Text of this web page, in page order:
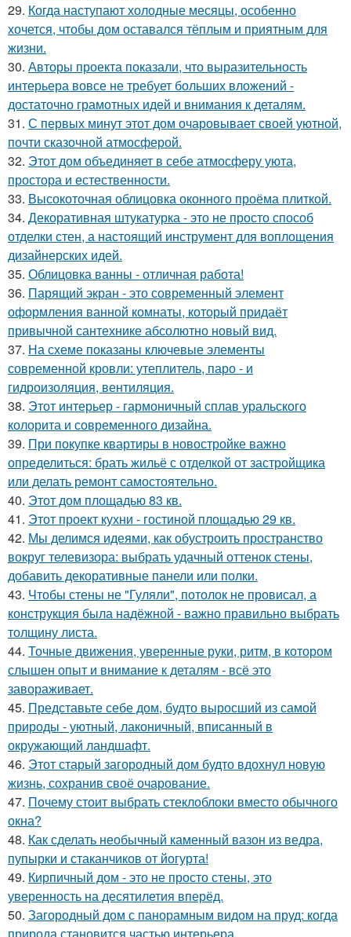
29. Когда наступают холодные месяцы, особенно
хочется, чтобы дом оставался тёплым и приятным для
жизни.
30. Авторы проекта показали, что выразительность
интерьера вовсе не требует больших вложений -
достаточно грамотных идей и внимания к деталям.
31. С первых минут этот дом очаровывает своей уютной,
почти сказочной атмосферой.
32. Этот дом объединяет в себе атмосферу уюта,
простора и естественности.
33. Высокоточная облицовка оконного проёма плиткой.
34. Декоративная штукатурка - это не просто способ
отделки стен, а настоящий инструмент для воплощения
дизайнерских идей.
35. Облицовка ванны - отличная работа!
36. Парящий экран - это современный элемент
оформления ванной комнаты, который придаёт
привычной сантехнике абсолютно новый вид.
37. На схеме показаны ключевые элементы
современной кровли: утеплитель, паро - и
гидроизоляция, вентиляция.
38. Этот интерьер - гармоничный сплав уральского
колорита и современного дизайна.
39. При покупке квартиры в новостройке важно
определиться: брать жильё с отделкой от застройщика
или делать ремонт самостоятельно.
40. Этот дом площадью 83 кв.
41. Этот проект кухни - гостиной площадью 29 кв.
42. Мы делимся идеями, как обустроить пространство
вокруг телевизора: выбрать удачный оттенок стены,
добавить декоративные панели или полки.
43. Чтобы стены не "Гуляли", потолок не провисал, а
конструкция была надёжной - важно правильно выбрать
толщину листа.
44. Точные движения, уверенные руки, ритм, в котором
слышен опыт и внимание к деталям - всё это
завораживает.
45. Представьте себе дом, будто выросший из самой
природы - уютный, лаконичный, вписанный в
окружающий ландшафт.
46. Этот старый загородный дом будто вдохнул новую
жизнь, сохранив своё очарование.
47. Почему стоит выбрать стеклоблоки вместо обычного
окна?
48. Как сделать необычный каменный вазон из ведра,
пупырки и стаканчиков от йогурта!
49. Кирпичный дом - это не просто стены, это
уверенность на десятилетия вперёд.
50. Загородный дом с панорамным видом на пруд: когда